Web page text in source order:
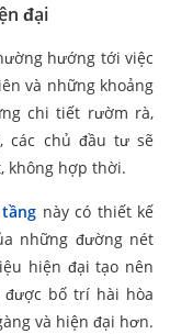
đại
hướng tới việc
và những khoảng
chi tiết rườm rà,
các chủ đầu tư sẽ
không hợp thời.
này có thiết kế
những đường nét
hiện đại tạo nên
được bố trí hài hòa
và hiện đại hơn.